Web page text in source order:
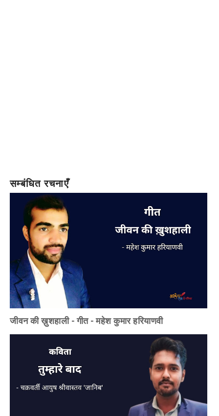
सम्बंधित रचनाएँ
जीवन की ख़ुशहाली - गीत - महेश कुमार हरियाणवी